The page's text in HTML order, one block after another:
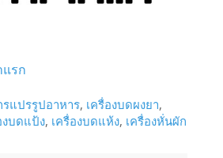
รก
รแปรรูปอาหาร, เครื่องบดผงยา,
งบดแป้ง, เครื่องบดแห้ง, เครื่องหั่นผัก